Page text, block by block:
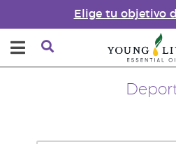
Elige tu objetivo